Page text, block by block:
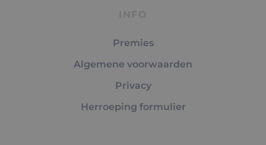
INFO
Premies
Algemene voorwaarden
Privacy
Herroeping formulier